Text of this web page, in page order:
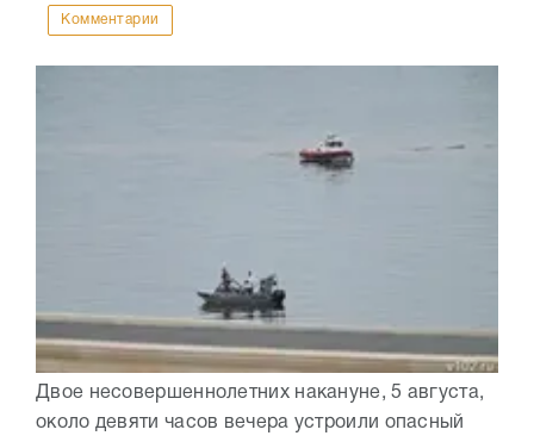
Комментарии
Двое несовершеннолетних накануне, 5 августа,
около девяти часов вечера устроили опасный